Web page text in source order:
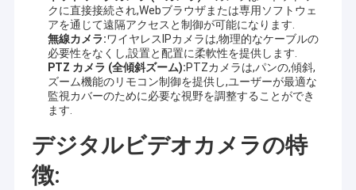
クに直接接続され,Webブラウザまたは専用ソフトウェ
アを通じて遠隔アクセスと制御が可能になります.
無線カメラ:ワイヤレスIPカメラは,物理的なケーブルの
必要性をなくし,設置と配置に柔軟性を提供します.
PTZ カメラ (全傾斜ズーム):PTZカメラは,パンの,傾斜,
ズーム機能のリモコン制御を提供し,ユーザーが最適な
監視カバーのために必要な視野を調整することができ
ます.
デジタルビデオカメラの特
徴: